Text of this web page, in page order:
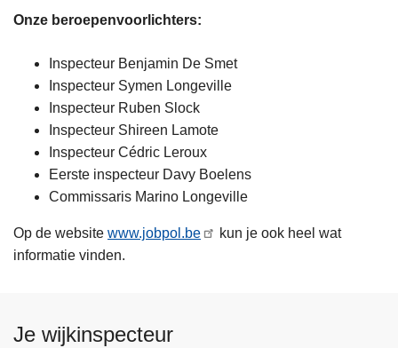
Onze beroepenvoorlichters:
Inspecteur Benjamin De Smet
Inspecteur Symen Longeville
Inspecteur Ruben Slock
Inspecteur Shireen Lamote
Inspecteur Cédric Leroux
Eerste inspecteur Davy Boelens
Commissaris Marino Longeville
Op de website www.jobpol.be
kun je ook heel wat
informatie vinden.
Je wijkinspecteur